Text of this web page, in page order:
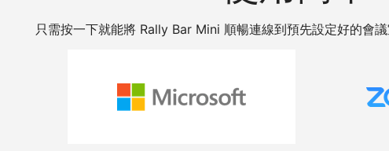
只需按一下就能將 Rally Bar Mini 順暢連線到預先設定好的會議